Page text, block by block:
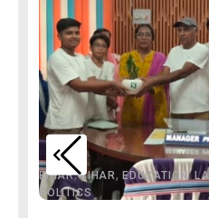
BIHAR,BIHAR, EDUCATION,
POLITICS